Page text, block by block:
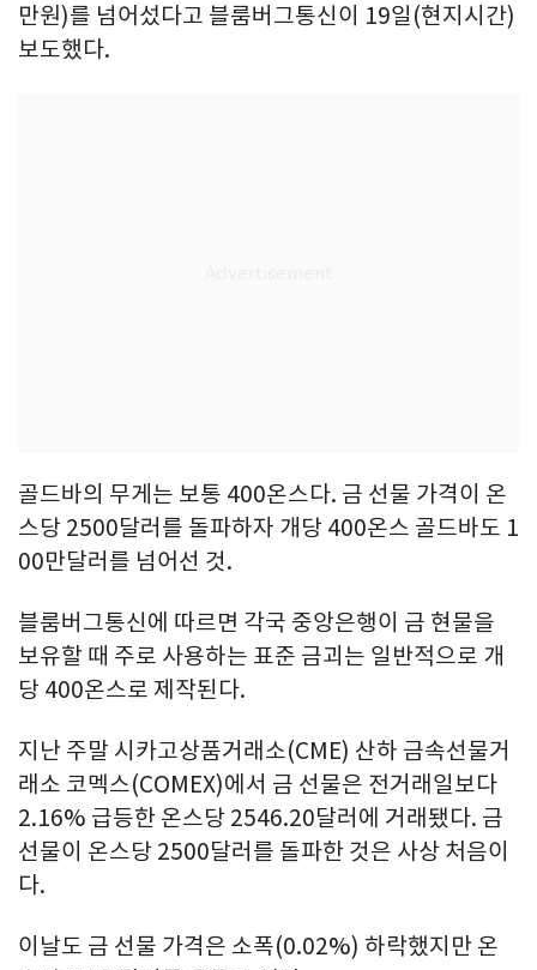
만원)를 넘어섰다고 블룸버그통신이 19일(현지시간)
보도했다.
골드바의 무게는 보통 400온스다. 금 선물 가격이 온
스당 2500달러를 돌파하자 개당 400온스 골드바도 1
00만달러를 넘어선 것.
블룸버그통신에 따르면 각국 중앙은행이 금 현물을
보유할 때 주로 사용하는 표준 금괴는 일반적으로 개
당 400온스로 제작된다.
지난 주말 시카고상품거래소(CME) 산하 금속선물거
래소 코멕스(COMEX)에서 금 선물은 전거래일보다
2.16% 급등한 온스당 2546.20달러에 거래됐다. 금
선물이 온스당 2500달러를 돌파한 것은 사상 처음이
다.
이날도 금 선물 가격은 소폭(0.02%) 하락했지만 온